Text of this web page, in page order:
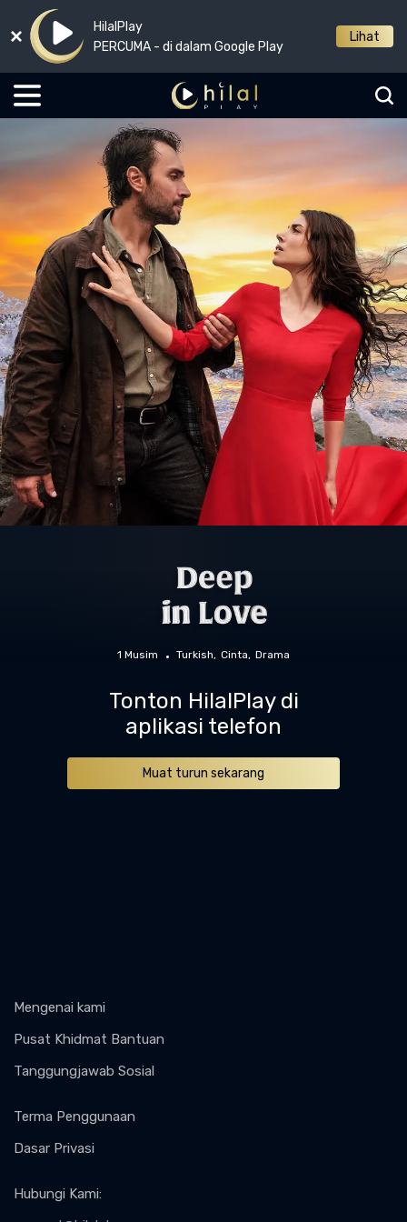
HilalPlay
PERCUMA - di dalam Google Play
Lihat
1 Musim Turkish Cinta Drama
Tonton HilalPlay di
aplikasi telefon
Muat turun sekarang
Mengenai kami
Pusat Khidmat Bantuan
Tanggungjawab Sosial
Terma Penggunaan
Dasar Privasi
Hubungi Kami: